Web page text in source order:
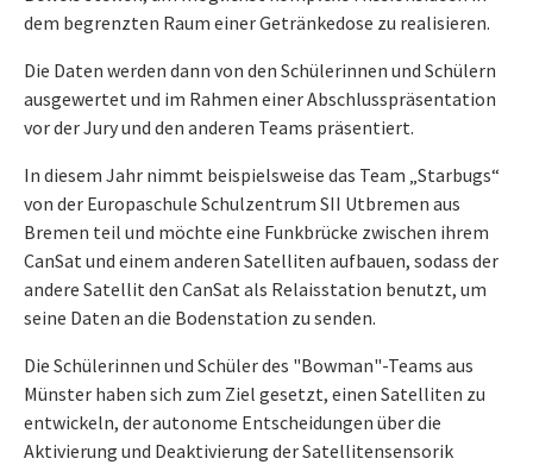
dem begrenzten Raum einer Getränkedose zu realisieren.
Die Daten werden dann von den Schülerinnen und Schülern
ausgewertet und im Rahmen einer Abschlusspräsentation
vor der Jury und den anderen Teams präsentiert.
In diesem Jahr nimmt beispielsweise das Team „Starbugs“
von der Europaschule Schulzentrum SII Utbremen aus
Bremen teil und möchte eine Funkbrücke zwischen ihrem
CanSat und einem anderen Satelliten aufbauen, sodass der
andere Satellit den CanSat als Relaisstation benutzt, um
seine Daten an die Bodenstation zu senden.
Die Schülerinnen und Schüler des "Bowman"-Teams aus
Münster haben sich zum Ziel gesetzt, einen Satelliten zu
entwickeln, der autonome Entscheidungen über die
Aktivierung und Deaktivierung der Satellitensensorik